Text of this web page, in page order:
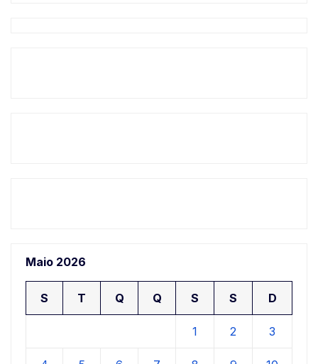
Maio 2026
S T Q Q S S D
1 2 3